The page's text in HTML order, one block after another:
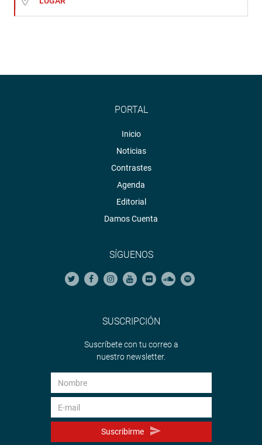
PORTAL
Inicio
Noticias
Contrastes
Agenda
Editorial
Damos Cuenta
SÍGUENOS
SUSCRIPCIÓN
Suscríbete con tu correo a
nuestro newsletter.
Suscribirme